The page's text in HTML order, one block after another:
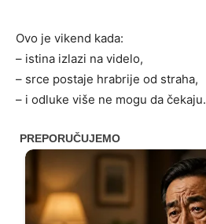
Ovo je vikend kada:
– istina izlazi na videlo,
– srce postaje hrabrije od straha,
– i odluke više ne mogu da čekaju.